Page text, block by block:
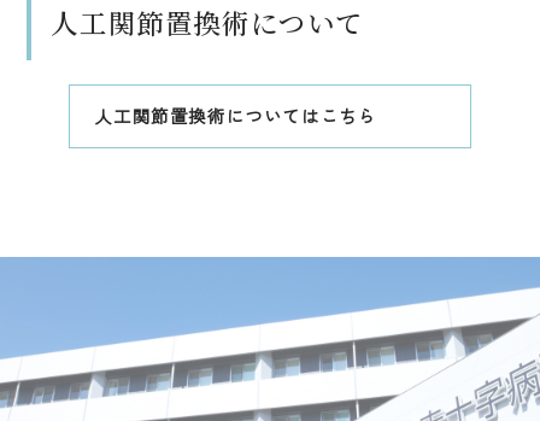
人工関節置換術について
人工関節置換術についてはこちら